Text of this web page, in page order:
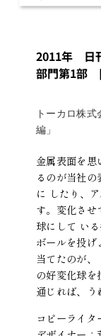
2011年 日
部門第1部
トーカロ株
編」
金属表面を思
るのが当社
に したり、
す。変化させ
球にして い
ボールを投げ
当てたのが、
の好変化球
通じれば、う
コピーライ